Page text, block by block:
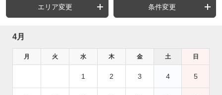
エリア変更 条件変更
4月
月 火 水 木 金 土 日
1 2 3 4 5